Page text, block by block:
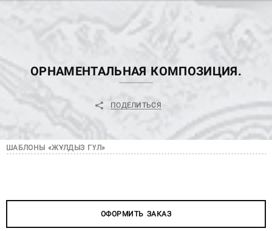
ОРНАМЕНТАЛЬНАЯ КОМПОЗИЦИЯ.
ПОДЕЛИТЬСЯ
ШАБЛОНЫ «ЖҰЛДЫЗ ГҮЛ»
ОФОРМИТЬ ЗАКАЗ